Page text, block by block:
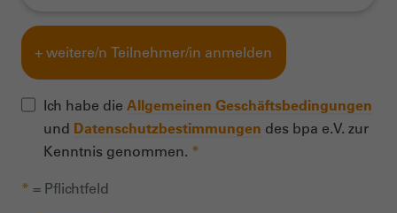
+ weitere/n Teilnehmer/in anmelden
Ich habe die Allgemeinen Geschäftsbedingungen
und Datenschutzbestimmungen des bpa e.V. zur
Kenntnis genommen. *
* = Pflichtfeld